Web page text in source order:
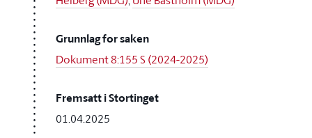
Grunnlag for saken
Dokument 8:155 S (2024-2025)
Fremsatt i Stortinget
01.04.2025